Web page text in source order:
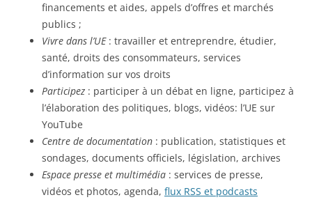
financements et aides, appels d’offres et marchés
publics ;
Vivre dans l’UE: travailler et entreprendre, étudier,
santé, droits des consommateurs, services
d’information sur vos droits
Participez : participer à un débat en ligne, participez à
l’élaboration des politiques, blogs, vidéos: l’UE sur
YouTube
Centre de documentation : publication, statistiques et
sondages, documents officiels, législation, archives
Espace presse et multimédia : services de presse,
vidéos et photos, agenda, flux RSS et podcasts